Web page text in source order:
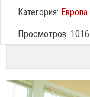
Категория: Европа
Просмотров: 1016